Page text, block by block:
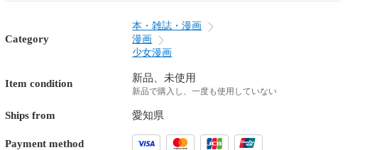
Category
本・雑誌・漫画
漫画
少女漫画
Item condition 新品、未使用
新品で購入し、一度も使用していない
Ships from 愛知県
Payment method